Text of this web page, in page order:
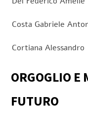
Costa Gabriele
Cortiana Alessandro
ORGOGLIO E
FUTURO